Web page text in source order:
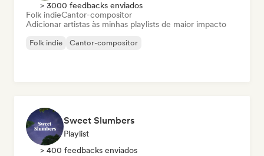
> 3000 feedbacks enviados
Folk indieCantor-compositor
Adicionar artistas às minhas playlists de maior impacto
Folk indie Cantor-compositor
Sweet Slumbers
Playlist
> 400 feedbacks enviados